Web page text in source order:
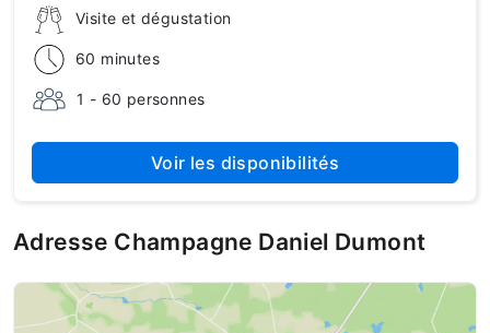
Visite et dégustation
60 minutes
1 - 60 personnes
Voir les disponibilités
Adresse Champagne Daniel Dumont